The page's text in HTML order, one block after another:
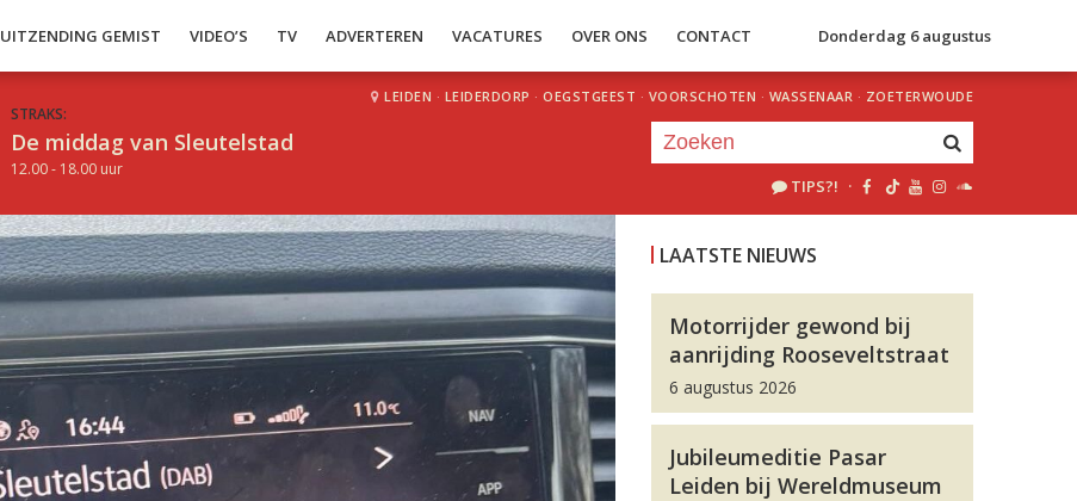
UITZENDING GEMIST VIDEO’S TV ADVERTEREN VACATURES OVER ONS CONTACT Donderdag 6 augustus
STRAKS:
De middag van Sleutelstad
12.00 - 18.00 uur
LEIDEN · LEIDERDORP · OEGSTGEEST · VOORSCHOTEN · WASSENAAR · ZOETERWOUDE
TIPS?! ·
LAATSTE NIEUWS
Motorrijder gewond bij
aanrijding Rooseveltstraat
6 augustus 2026
Jubileumeditie Pasar
Leiden bij Wereldmuseum